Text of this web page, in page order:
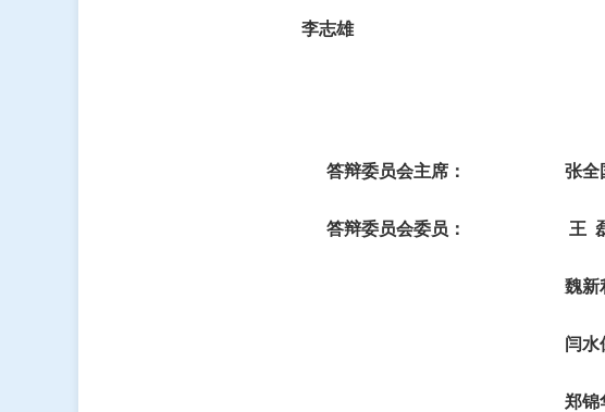
李志雄
答辩委员会主席： 张全
答辩委员会委员： 王
魏新
闫水
郑锦